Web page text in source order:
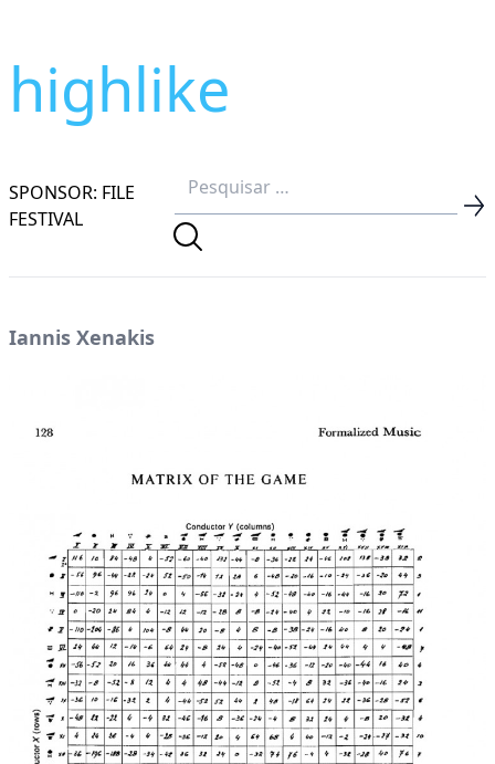
highlike
SPONSOR: FILE
FESTIVAL
Iannis Xenakis